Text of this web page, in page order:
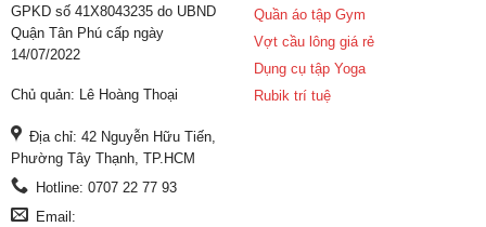
GPKD số 41X8043235 do UBND
Quận Tân Phú cấp ngày
14/07/2022
Chủ quản: Lê Hoàng Thoại
Địa chỉ: 42 Nguyễn Hữu Tiến,
Phường Tây Thạnh, TP.HCM
Hotline: 0707 22 77 93
Email:
Quần áo tập Gym
Vợt cầu lông giá rẻ
Dụng cụ tập Yoga
Rubik trí tuệ